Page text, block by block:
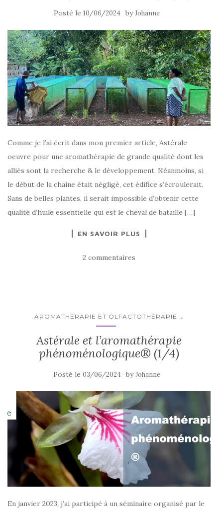
Posté le 10/06/2024 byJohanne
Comme je l’ai écrit dans mon premier article, Astérale
oeuvre pour une aromathérapie de grande qualité dont les
alliés sont la recherche & le développement. Néanmoins, si
le début de la chaîne était négligé, cet édifice s’écroulerait.
Sans de belles plantes, il serait impossible d’obtenir cette
qualité d’huile essentielle qui est le cheval de bataille […]
EN SAVOIR PLUS
2 commentaires
AROMATHÉRAPIE ET OLFACTOTHÉRAPIE ...
Astérale et l’aromathérapie
phénoménologique® (1/4)
Posté le 03/06/2024 byJohanne
En janvier 2023, j’ai participé à un séminaire organisé par le